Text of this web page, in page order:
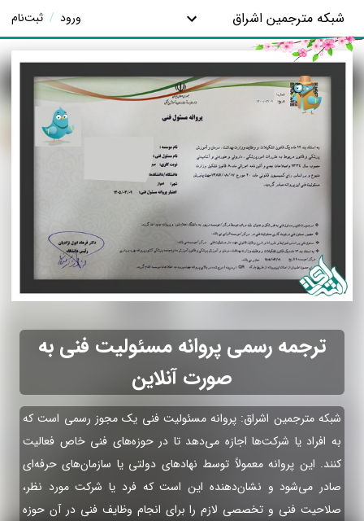
شبکه مترجمین اشراق ورود / ثبت‌نام
ترجمه رسمی پروانه مسئولیت فنی به
صورت آنلاین
شبکه مترجمین اشراق: پروانه مسئولیت فنی یک مجوز رسمی است که
به افراد یا شرکت‌ها اجازه می‌دهد تا در حوزه‌های فنی خاص فعالیت
کنند. این پروانه معمولاً توسط نهادهای دولتی یا سازمان‌های حرفه‌ای
صادر می‌شود و نشان‌دهنده این است که فرد یا شرکت مورد نظر،
صلاحیت فنی و تخصصی لازم را برای انجام وظایف فنی در آن حوزه